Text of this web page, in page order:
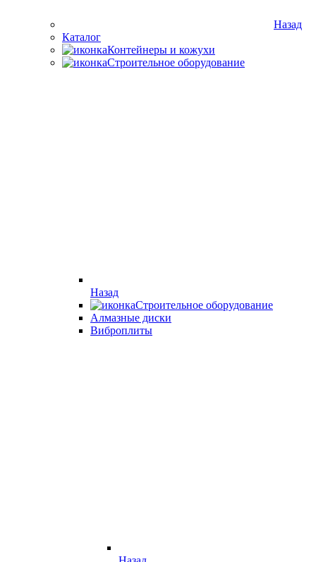
Назад
Каталог
Контейнеры и кожухи
Строительное оборудование
Назад
Строительное оборудование
Алмазные диски
Виброплиты